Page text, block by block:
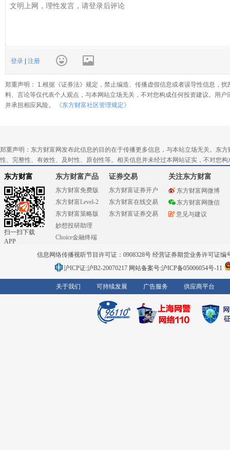
登录 注册
郑重声明： 1.根据《证券法》规定，禁止编造、传播虚假信息或者误导性信息，
料、言论等仅代表个人观点，与本网站立场无关，不对您构成任何投资建议。用
并承担相应风险。
《东方财富社区管理规定》
郑重声明：东方财富网发布此信息的目的在于传播更多信息，与本站立场无关。东
性、完整性、有效性、及时性、原创性等。相关信息并未经过本网站证实，不对您
东方财富
扫一扫下载
APP
东方财富产品
东方财富免费版
东方财富Level-2
东方财富策略版
妙想投研助理
Choice金融终端
证券交易
东方财富证券开户
东方财富在线交易
东方财富证券交易
关注东方财富
东方财富网微博
东方财富网微信
意见与建议
信息网络传播视听节目许可证：0908328号 经营证券期货业务许可证编
沪ICP证:沪B2-20070217 网站备案号:沪ICP备05006054号-11
关于我们 可持续发展 广告服务 供应商平台